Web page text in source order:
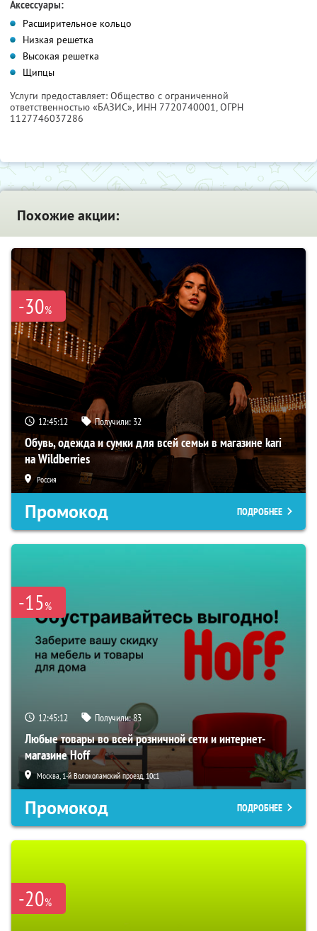
Аксессуары:
Расширительное кольцо
Низкая решетка
Высокая решетка
Щипцы
Услуги предоставляет: Общество с ограниченной
ответственностью «БАЗИС», ИНН 7720740001, ОГРН
1127746037286
Похожие акции:
-30%
12:45:11 Получили: 32
Обувь, одежда и сумки для всей семьи в магазине kari
на Wildberries
Россия
Промокод ПОДРОБНЕЕ
-15%
12:45:11 Получили:83
Любые товары во всей розничной сети и интернет-
магазине Hoff
Москва, 1-й Волоколамский проезд, 10с1
Промокод ПОДРОБНЕЕ
-20%